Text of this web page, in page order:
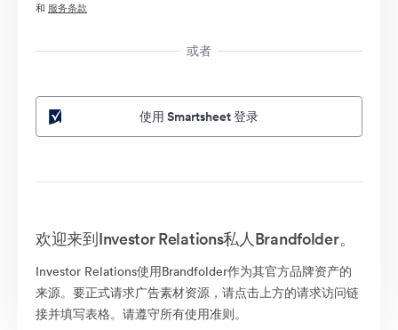
和 服务条款
或者
使用 Smartsheet 登录
欢迎来到Investor Relations私人Brandfolder。
Investor Relations使用Brandfolder作为其官方品牌资产的
来源。要正式请求广告素材资源，请点击上方的请求访问链
接并填写表格。请遵守所有使用准则。